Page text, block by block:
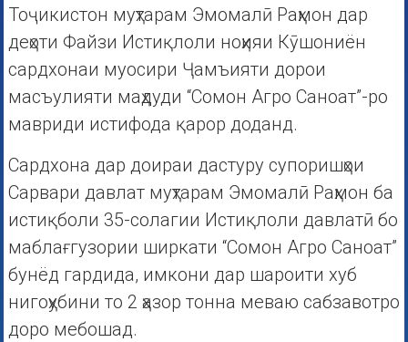
Тоҷикистон муҳтарам Эмомалӣ Раҳмон дар
деҳоти Файзи Истиқлоли ноҳияи Кӯшониён
сардхонаи муосири Ҷамъияти дорои
масъулияти маҳдуди “Сомон Агро Саноат”-ро
мавриди истифода қарор доданд.
Сардхона дар доираи дастуру супоришҳои
Сарвари давлат муҳтарам Эмомалӣ Раҳмон ба
истиқболи 35-солагии Истиқлоли давлатӣ бо
маблағгузории ширкати “Сомон Агро Саноат”
бунёд гардида, имкони дар шароити хуб
нигоҳубини то 2 ҳазор тонна меваю сабзавотро
доро мебошад.